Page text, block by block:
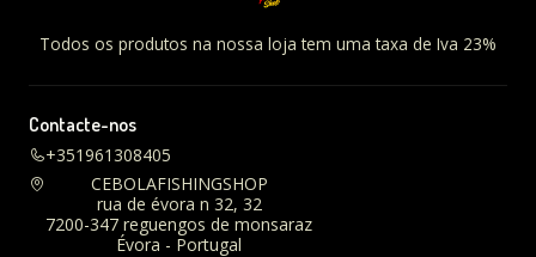
Todos os produtos na nossa loja tem uma taxa de Iva 23%
Contacte-nos
+351961308405
CEBOLAFISHINGSHOP
rua de évora n 32, 32
7200-347 reguengos de monsaraz
Évora - Portugal